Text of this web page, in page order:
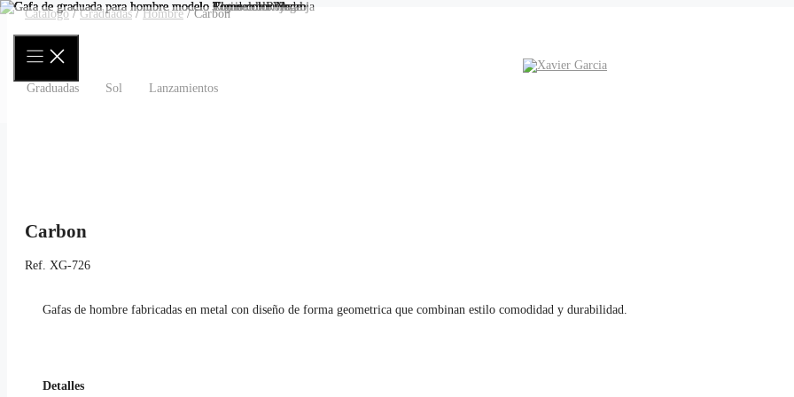
Saltar
Graduadas Sol Lanzamientos
Catálogo/Graduadas/Hombre/ Carbon
Carbon
Ref. XG-726
Gafas de hombre fabricadas en metal con diseño de forma geometrica que combinan estilo comodidad y durabilidad.
Detalles